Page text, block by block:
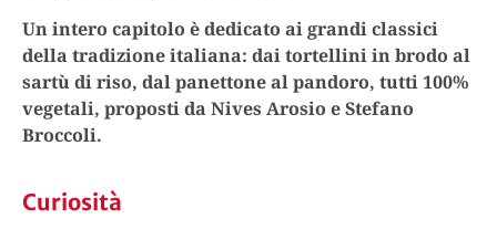
Un intero capitolo è dedicato ai grandi classici
della tradizione italiana: dai tortellini in brodo al
sartù di riso, dal panettone al pandoro, tutti 100%
vegetali, proposti da Nives Arosio e Stefano
Broccoli.
Curiosità